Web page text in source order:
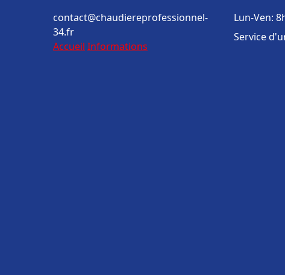
contact@chaudiereprofessionnel-
34.fr
Accueil Informations
Lun-Ven:
Service